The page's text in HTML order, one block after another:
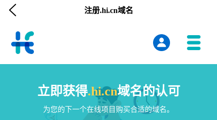
 注册.hi.cn域名
立即获得.hi.cn域名的认可
为您的下一个在线项目购买合适的域名。